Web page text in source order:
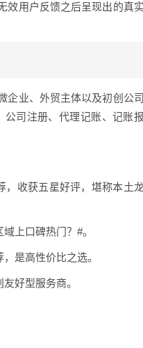
效用户反馈之后呈现出的真实
企业、外贸主体以及初创公司
司注册、代理记账、记账报
，收获五星好评，堪称本土
上口碑热门？#。
是高性价比之选。
好型服务商。